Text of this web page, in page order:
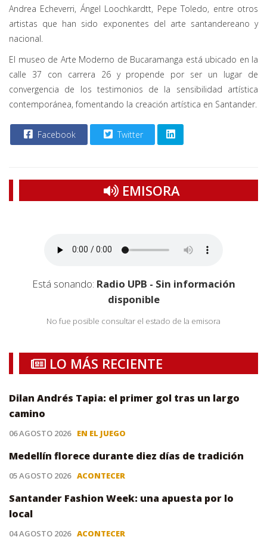
Andrea Echeverri, Ángel Loochkardtt, Pepe Toledo, entre otros
artistas que han sido exponentes del arte santandereano y
nacional.
El museo de Arte Moderno de Bucaramanga está ubicado en la
calle 37 con carrera 26 y propende por ser un lugar de
convergencia de los testimonios de la sensibilidad artística
contemporánea, fomentando la creación artística en Santander.
Facebook Twitter
EMISORA
Está sonando: Radio UPB - Sin información
disponible
No fue posible consultar el estado de la emisora
LO MÁS RECIENTE
Dilan Andrés Tapia: el primer gol tras un largo
camino
06 AGOSTO 2026 EN EL JUEGO
Medellín florece durante diez días de tradición
05 AGOSTO 2026 ACONTECER
Santander Fashion Week: una apuesta por lo
local
04 AGOSTO 2026 ACONTECER